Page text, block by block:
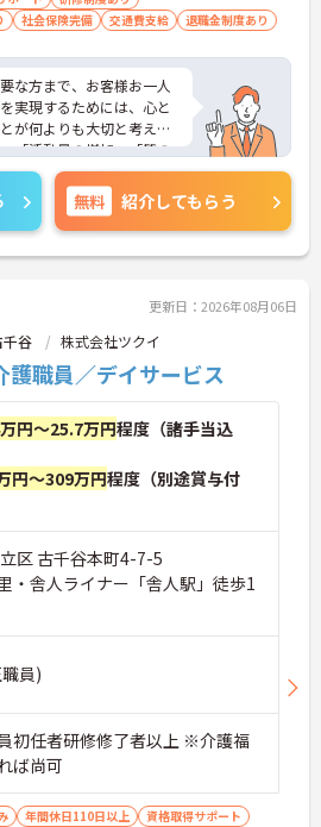
社会保険完備 交通費支給 退職金制度あり
な方まで、お客様お一人
実現するためには、心と
が何よりも大切と考え、
「活動量の増加」「質の
慣の向上にとりくんでい
宅のお客様は自らすすん
で、施設内サークル活動
絵が得意なお客様は自ら
たくなる、挑戦したくな
スタッフの大切な役割に
無料 紹介してもらう
更新日：2026年08月06日
千谷 株式会社ツクイ
護職員／デイサービス
円～25.7万円程度（諸手当込
円～309万円程度（別途賞与付
区 古千谷本町4-7-5
・舎人ライナー「舎人駅」徒歩1
員)
初任者研修修了者以上 ※介護福
ば尚可
年間休日110日以上
資格取得サポート